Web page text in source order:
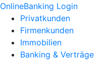
OnlineBanking Login
Privatkunden
Firmenkunden
Immobilien
Banking & Verträge